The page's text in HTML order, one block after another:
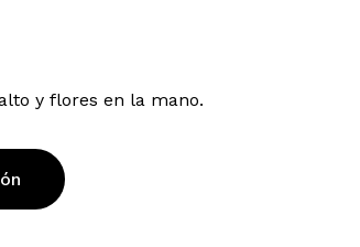
y flores en la mano.